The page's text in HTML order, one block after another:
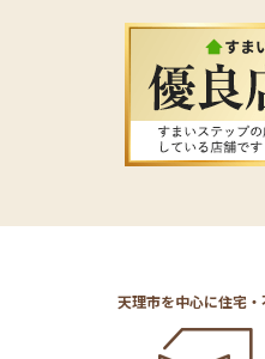
天理市を中心に住宅